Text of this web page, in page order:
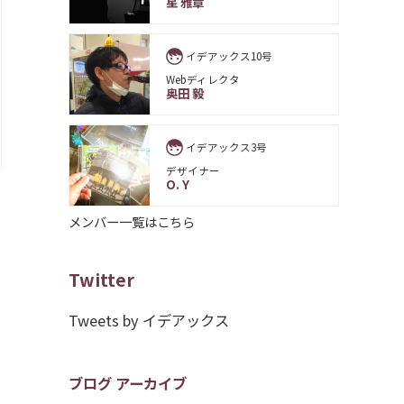
イデアックス10号
Webディレクタ
奥田 毅
イデアックス3号
デザイナー
O. Y
メンバー一覧はこちら
Twitter
Tweets by イデアックス
ブログ アーカイブ